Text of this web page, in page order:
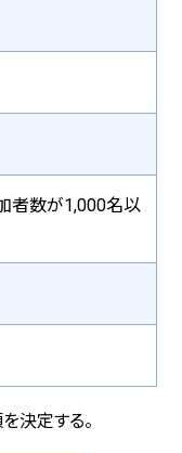
者数が1,000名以
決定する。